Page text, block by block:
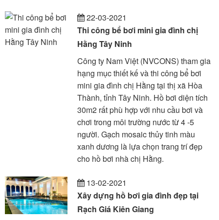
22-03-2021
Thi công bể bơi mini gia đình chị
Hằng Tây Ninh
Công ty Nam Việt (NVCONS) tham gia
hạng mục thiết kế và thi công bể bơi
mini gia đình chị Hằng tại thị xã Hòa
Thành, tỉnh Tây Ninh. Hồ bơi diện tích
30m2 rất phù hợp với nhu cầu bơi và
chơi trong môi trường nước từ 4 -5
người. Gạch mosaic thủy tinh màu
xanh dương là lựa chọn trang trí đẹp
cho hồ bơi nhà chị Hằng.
13-02-2021
Xây dựng hồ bơi gia đình đẹp tại
Rạch Giá Kiên Giang